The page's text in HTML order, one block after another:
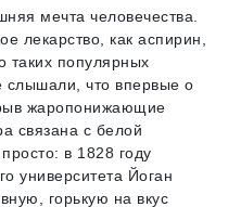
мечта человечества.
лекарство, как аспирин,
таких популярных
слышали, что впервые о
жаропонижающие
связана с белой
в 1828 году
университета Йоган
горькую на вкус